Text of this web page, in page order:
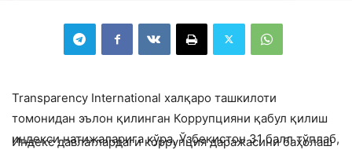
Transparency International халқаро ташкилоти
томонидан эълон қилинган Коррупцияни қабул қилиш
индекси натижаларига кўра, Ўзбекистон 31 балл тўплаб,
Индекс давлатлардаги коррупция даражасини баҳолаш